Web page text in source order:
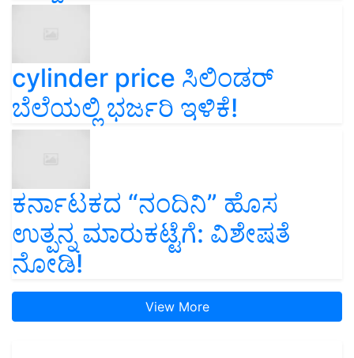
cylinder price ಸಿಲಿಂಡರ್‌
ಬೆಲೆಯಲ್ಲಿ ಭರ್ಜರಿ ಇಳಿಕೆ!
ಕರ್ನಾಟಕದ “ನಂದಿನಿ” ಹೊಸ
ಉತ್ಪನ್ನ ಮಾರುಕಟ್ಟೆಗೆ: ವಿಶೇಷತೆ
ನೋಡಿ!
View More